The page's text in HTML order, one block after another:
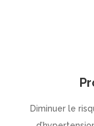
Diminuer le